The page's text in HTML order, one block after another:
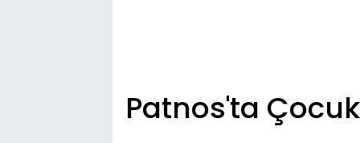
Patnos'ta